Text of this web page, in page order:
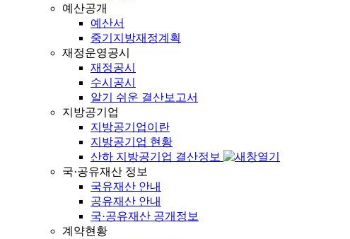
예산공개
예산서
중기지방재정계획
재정운영공시
재정공시
수시공시
알기 쉬운 결산보고서
지방공기업
지방공기업이란
지방공기업 현황
산하 지방공기업 결산정보
국·공유재산 정보
국유재산 안내
공유재산 안내
국·공유재산 공개정보
계약현황